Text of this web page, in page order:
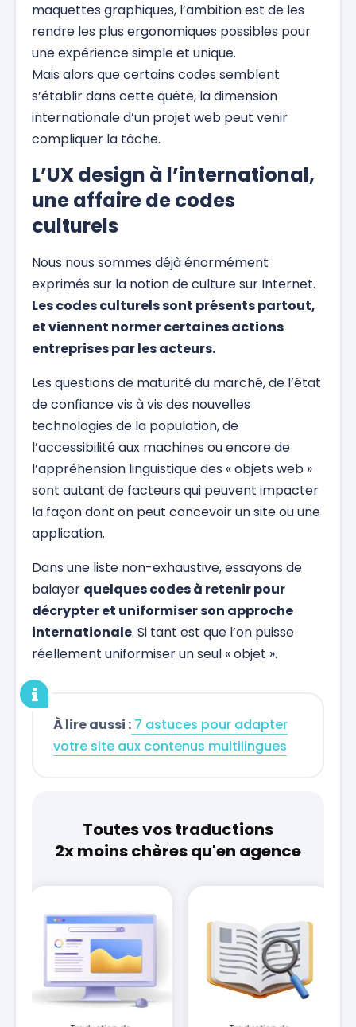
maquettes graphiques, l’ambition est de les
rendre les plus ergonomiques possibles pour
une expérience simple et unique.
Mais alors que certains codes semblent
s’établir dans cette quête, la dimension
internationale d’un projet web peut venir
compliquer la tâche.
L’UX design à l’international,
une affaire de codes
culturels
Nous nous sommes déjà énormément
exprimés sur la notion de culture sur Internet.
Les codes culturels sont présents partout,
et viennent normer certaines actions
entreprises par les acteurs.
Les questions de maturité du marché, de l’état
de confiance vis à vis des nouvelles
technologies de la population, de
l’accessibilité aux machines ou encore de
l’appréhension linguistique des « objets web »
sont autant de facteurs qui peuvent impacter
la façon dont on peut concevoir un site ou une
application.
Dans une liste non-exhaustive, essayons de
balayer quelques codes à retenir pour
décrypter et uniformiser son approche
internationale. Si tant est que l’on puisse
réellement uniformiser un seul « objet ».
À lire aussi : 7 astuces pour adapter
votre site aux contenus multilingues
Toutes vos traductions
2x moins chères qu'en agence